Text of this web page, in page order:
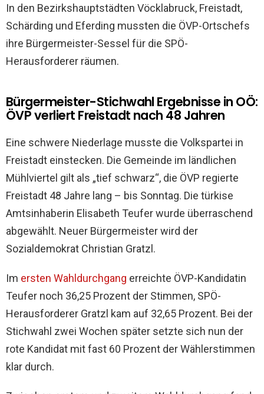
In den Bezirkshauptstädten Vöcklabruck, Freistadt,
Schärding und Eferding mussten die ÖVP-Ortschefs
ihre Bürgermeister-Sessel für die SPÖ-
Herausforderer räumen.
Bürgermeister-Stichwahl Ergebnisse in OÖ:
ÖVP verliert Freistadt nach 48 Jahren
Eine schwere Niederlage musste die Volkspartei in
Freistadt einstecken. Die Gemeinde im ländlichen
Mühlviertel gilt als „tief schwarz“, die ÖVP regierte
Freistadt 48 Jahre lang – bis Sonntag. Die türkise
Amtsinhaberin Elisabeth Teufer wurde überraschend
abgewählt. Neuer Bürgermeister wird der
Sozialdemokrat Christian Gratzl.
Im ersten Wahldurchgang erreichte ÖVP-Kandidatin
Teufer noch 36,25 Prozent der Stimmen, SPÖ-
Herausforderer Gratzl kam auf 32,65 Prozent. Bei der
Stichwahl zwei Wochen später setzte sich nun der
rote Kandidat mit fast 60 Prozent der Wählerstimmen
klar durch.